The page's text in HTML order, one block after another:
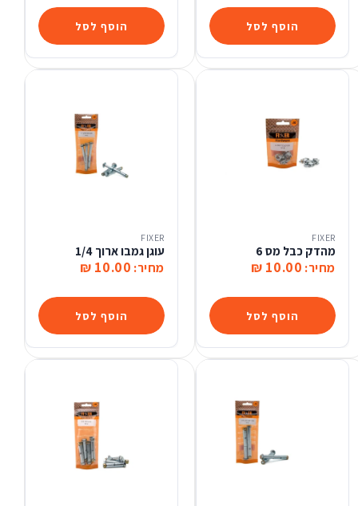
הוסף לסל הוסף לסל
הוסף לסל
FIXER
מהדק כבל מס 6
מחיר: 10.00 ₪
הוסף לסל
FIXER
עוגן גמבו ארוך 1/4
מחיר: 10.00 ₪